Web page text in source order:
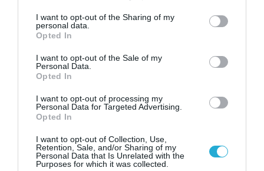
not limited to your visit or usage behaviour. You may click to
grant or deny consent to Google and its third-party tags to
use your data for below specified purposes in below Google
consent section.
I want to opt-out of the Sharing of my
personal data.
Opted In
I want to opt-out of the Sale of my
Personal Data.
Opted In
I want to opt-out of processing my
Personal Data for Targeted Advertising.
Opted In
I want to opt-out of Collection, Use,
Retention, Sale, and/or Sharing of my
Personal Data that Is Unrelated with the
Purposes for which it was collected.